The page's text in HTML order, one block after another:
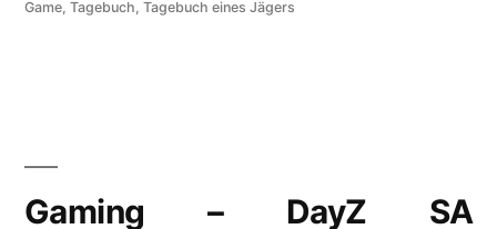
Game Tagebuch Tagebuch eines Jägers
Gaming – DayZ SA